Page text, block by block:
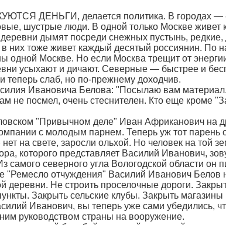
ДЕНЬГИ, делается политика. В городах —
шустрые люди. В одной только Москве живет
дымят посреди снежных пустынь, редкие,
них тоже живет каждый десятый россиянин. По
одной Москве. Но если Москва трещит от
усыхают и дичают. Северные — быстрее и
теперь слаб, но по-прежнему доходчив.
Ивановича Белова: "Посылаю вам
не посмел, очень стеснителен. Кто еще кроме
"Привычном деле" Иван Африканович на
с молодым парнем. Теперь уж тот парень
нет на свете, заросли ольхой. Но человек на той
которого представляет Василий Иванович,
самого северного угла Вологодской области он
"Ремесло отчуждения" Василий Иванович Белов
деревни. Не строить проселочные дороги.
Закрыть сельские клубы. Закрыть
Иванович, вы теперь уже сами убедились,
руководством страны на вооружение.